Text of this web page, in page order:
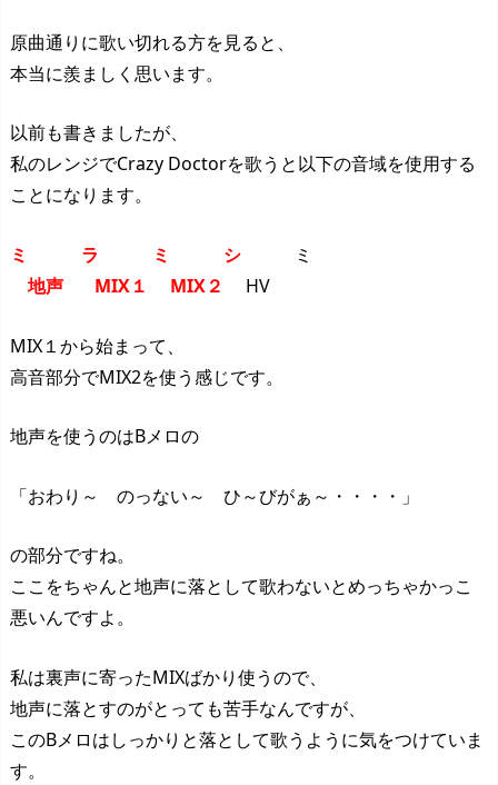
原曲通りに歌い切れる方を見ると、
本当に羨ましく思います。
以前も書きましたが、
私のレンジでCrazy Doctorを歌うと以下の音域を使用する
ことになります。
ミ ラ ミ シ ミ
地声 MIX１ MIX２
HV
MIX１から始まって、
高音部分でMIX2を使う感じです。
地声を使うのはBメロの
「おわり～ のっない～ ひ～びがぁ～・・・・」
の部分ですね。
ここをちゃんと地声に落として歌わないとめっちゃかっこ
悪いんですよ。
私は裏声に寄ったMIXばかり使うので、
地声に落とすのがとっても苦手なんですが、
このBメロはしっかりと落として歌うように気をつけていま
す。